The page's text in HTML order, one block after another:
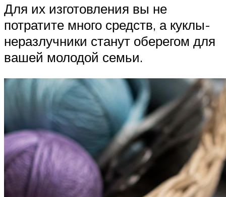
Для их изготовления вы не
потратите много средств, а куклы-
неразлучники станут оберегом для
вашей молодой семьи.